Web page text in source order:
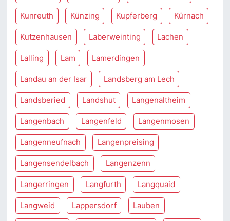
Kunreuth Künzing Kupferberg Kürnach
Kutzenhausen Laberweinting Lachen
Lalling Lam Lamerdingen
Landau an der Isar Landsberg am Lech
Landsberied Landshut Langenaltheim
Langenbach Langenfeld Langenmosen
Langenneufnach Langenpreising
Langensendelbach Langenzenn
Langerringen Langfurth Langquaid
Langweid Lappersdorf Lauben